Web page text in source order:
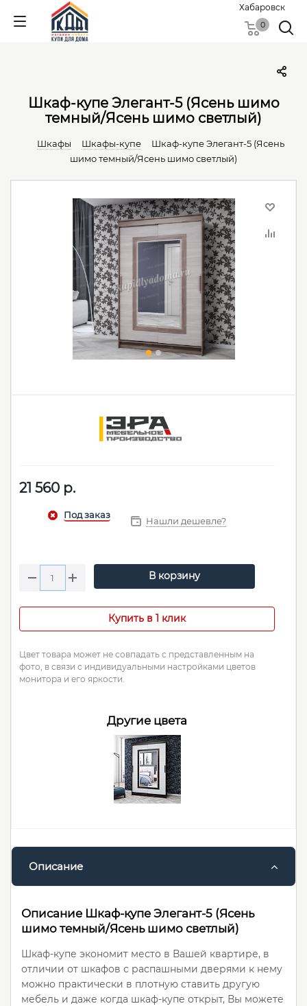
Хабаровск
0
Шкаф-купе Элегант-5 (Ясень шимо
темный/Ясень шимо светлый)
Шкафы Шкафы-купе
Шкаф-купе Элегант-5 (Ясень
шимо темный/Ясень шимо светлый)
21 560 р.
Нашли дешевле?
В корзину
Купить в 1 клик
Цвет товара может не совпадать с представленным на
фото, в связи с индивидуальными настройками цветов
монитора и его яркости.
Другие цвета
Описание
Описание Шкаф-купе Элегант-5 (Ясень
шимо темный/Ясень шимо светлый)
Шкаф-купе экономит место в Вашей квартире, в
отличии от шкафов с распашными дверями к нему
можно практически в плотную ставить другую
мебель и даже когда шкаф-купе открыт, Вы можете